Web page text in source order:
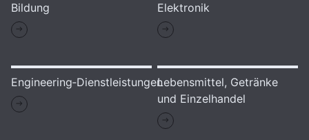
Bildung Elektronik
Engineering‑DienstleistungenLebensmittel, Getränke
und Einzelhandel